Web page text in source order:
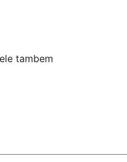
tambem